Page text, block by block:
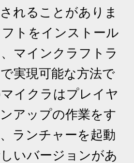
れることがありま
トをインストール
マインクラフトラ
実現可能な方法で
イクラはプレイヤ
アップの作業をす
ランチャーを起動
いバージョンがあ